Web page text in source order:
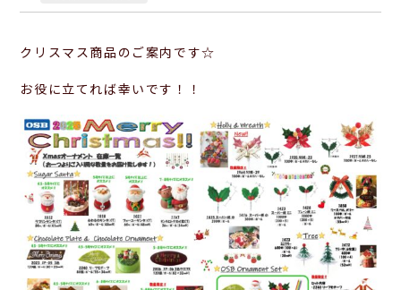
クリスマス商品のご案内です☆
お役に立てれば幸いです！！